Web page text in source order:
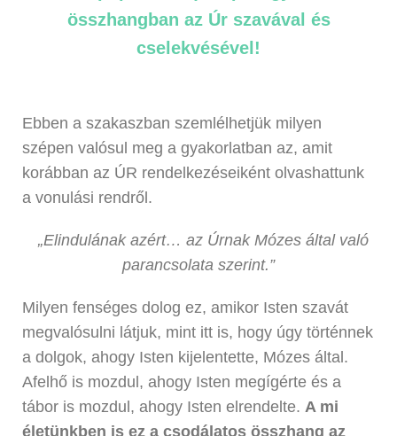
összhangban az Úr szavával és
cselekvésével!
Ebben a szakaszban szemlélhetjük milyen
szépen valósul meg a gyakorlatban az, amit
korábban az ÚR rendelkezéseiként olvashattunk
a vonulási rendről.
„Elindulának azért… az Úrnak Mózes által való
parancsolata szerint.”
Milyen fenséges dolog ez, amikor Isten szavát
megvalósulni látjuk, mint itt is, hogy úgy történnek
a dolgok, ahogy Isten kijelentette, Mózes által.
Afelhő is mozdul, ahogy Isten megígérte és a
tábor is mozdul, ahogy Isten elrendelte. A mi
életünkben is ez a csodálatos összhang az